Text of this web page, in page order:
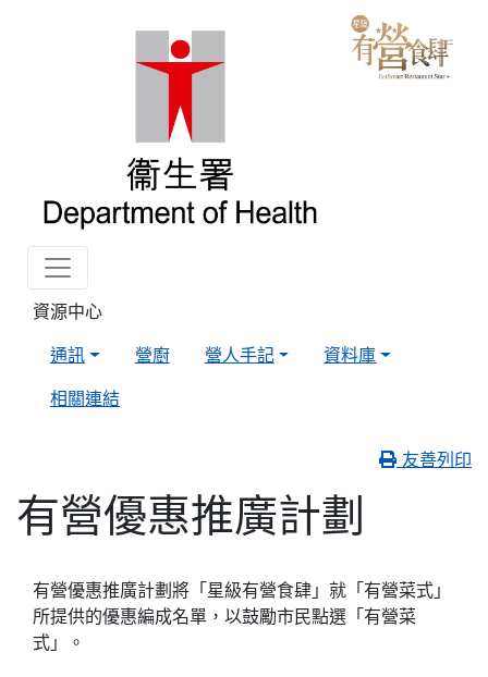
資源中心
通訊
營廚 營人手記
資料庫
相關連結
友善列印
有營優惠推廣計劃
有營優惠推廣計劃將「星級有營食肆」就「有營菜式」
所提供的優惠編成名單，以鼓勵市民點選「有營菜
式」。